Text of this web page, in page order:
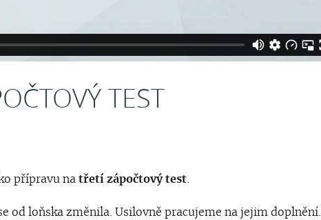
TEST
přípravu na třetí zápočtový test.
od loňska změnila. Usilovně pracujeme na jejim doplnění.